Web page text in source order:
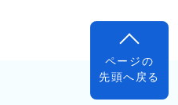
ページの
先頭へ戻る